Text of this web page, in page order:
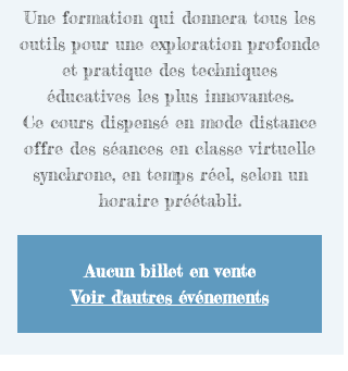
Une formation qui donnera tous les
outils pour une exploration profonde
et pratique des techniques
éducatives les plus innovantes.
Ce cours dispensé en mode distance
offre des séances en classe virtuelle
synchrone, en temps réel, selon un
horaire préétabli.
Aucun billet en vente
Voir d'autres événements